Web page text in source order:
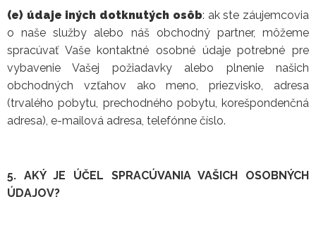
(e) údaje iných dotknutých osôb: ak ste záujemcovia
o naše služby alebo náš obchodný partner, môžeme
spracúvať Vaše kontaktné osobné údaje potrebné pre
vybavenie Vašej požiadavky alebo plnenie našich
obchodných vzťahov ako meno, priezvisko, adresa
(trvalého pobytu, prechodného pobytu, korešpondenčná
adresa), e-mailová adresa, telefónne číslo.
5. AKÝ JE ÚČEL SPRACÚVANIA VAŠICH OSOBNÝCH
ÚDAJOV?